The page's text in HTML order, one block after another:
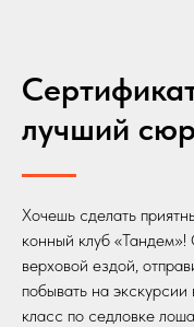
лучший
Хочешь сделать
конный клуб
верховой ездой,
побывать на
класс по седловке